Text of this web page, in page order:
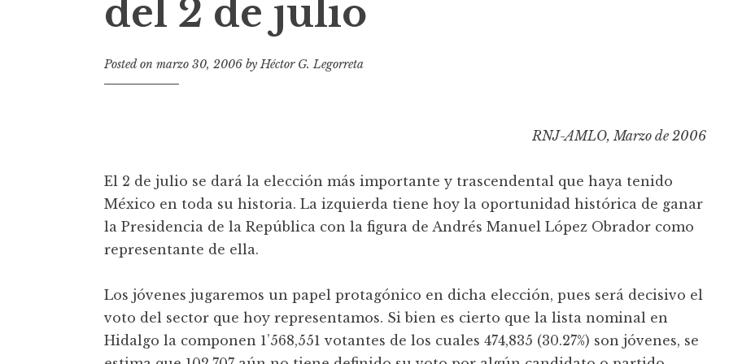
t
del 2 de julio
Posted on marzo 30, 2006 byHéctor G. Legorreta
RNJ-AMLO, Marzo de 2006
El 2 de julio se dará la elección más importante y trascendental que haya tenido
México en toda su historia. La izquierda tiene hoy la oportunidad histórica de ganar
la Presidencia de la República con la figura de Andrés Manuel López Obrador como
representante de ella.
Los jóvenes jugaremos un papel protagónico en dicha elección, pues será decisivo el
voto del sector que hoy representamos. Si bien es cierto que la lista nominal en
Hidalgo la componen 1’568,551 votantes de los cuales 474,835 (30.27%) son jóvenes, se